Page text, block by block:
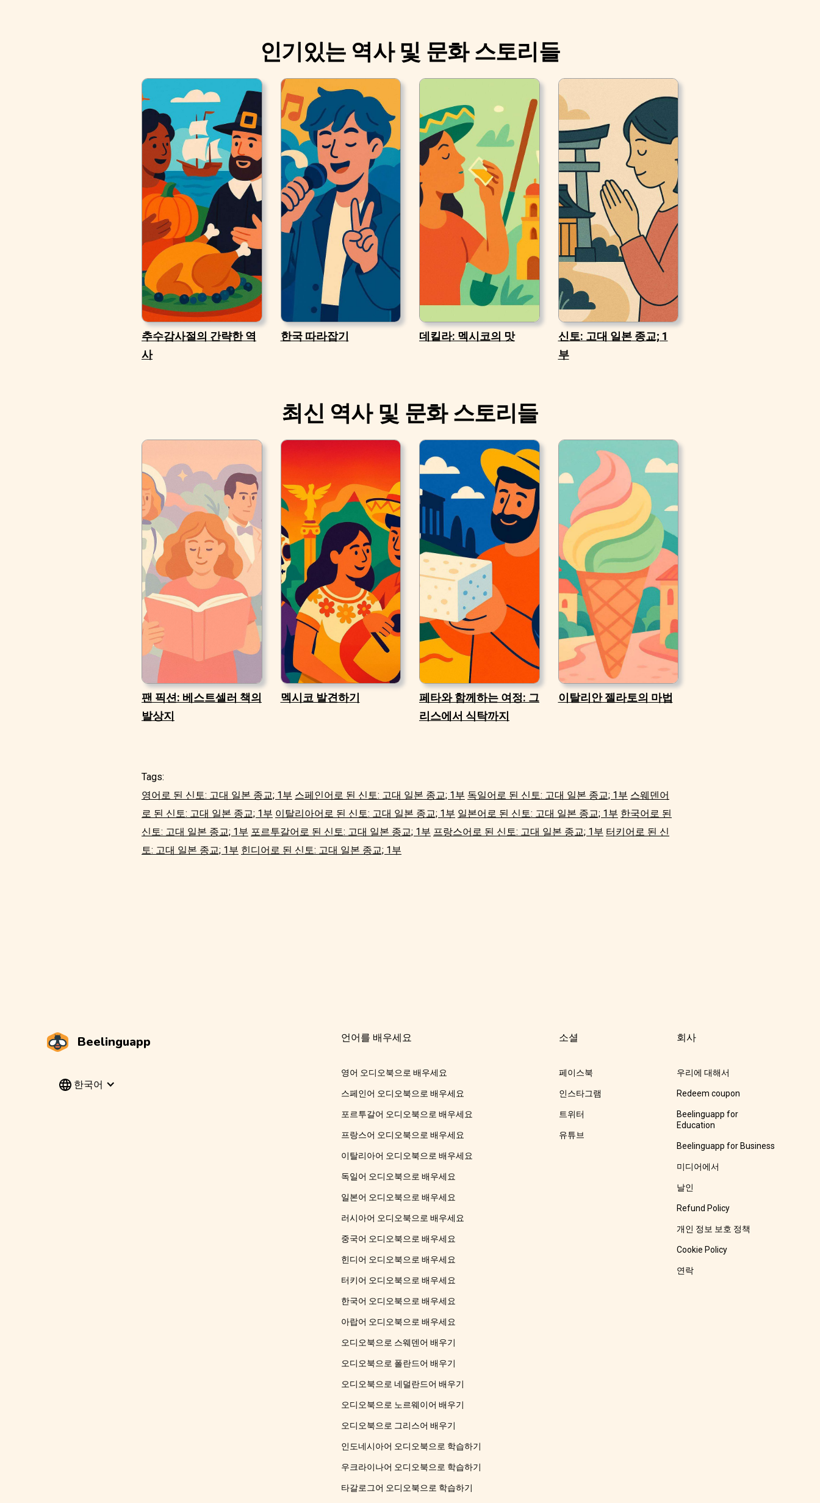
인기있는 역사 및 문화 스토리들
추수감사절의 간략한 역
사
한국 따라잡기 데킬라: 멕시코의 맛
신토: 고대 일본 종교; 1
부
최신 역사 및 문화 스토리들
팬 픽션: 베스트셀러 책의
발상지
멕시코 발견하기
페타와 함께하는 여정: 그
리스에서 식탁까지
이탈리안 젤라토의 마법
Tags:
영어로 된 신토: 고대 일본 종교; 1부 스페인어로 된 신토: 고대 일본 종교; 1부 독일어로 된 신토: 고대 일본 종교; 1부 스웨덴어
로 된 신토: 고대 일본 종교; 1부 이탈리아어로 된 신토: 고대 일본 종교; 1부 일본어로 된 신토: 고대 일본 종교; 1부 한국어로 된
신토: 고대 일본 종교; 1부 포르투갈어로 된 신토: 고대 일본 종교; 1부 프랑스어로 된 신토: 고대 일본 종교; 1부 터키어로 된 신
토: 고대 일본 종교; 1부 힌디어로 된 신토: 고대 일본 종교; 1부
Beelinguapp
한국어
언어를 배우세요
영어 오디오북으로 배우세요
스페인어 오디오북으로 배우세요
포르투갈어 오디오북으로 배우세요
프랑스어 오디오북으로 배우세요
이탈리아어 오디오북으로 배우세요
독일어 오디오북으로 배우세요
일본어 오디오북으로 배우세요
러시아어 오디오북으로 배우세요
중국어 오디오북으로 배우세요
힌디어 오디오북으로 배우세요
터키어 오디오북으로 배우세요
한국어 오디오북으로 배우세요
아랍어 오디오북으로 배우세요
오디오북으로 스웨덴어 배우기
오디오북으로 폴란드어 배우기
오디오북으로 네덜란드어 배우기
오디오북으로 노르웨이어 배우기
오디오북으로 그리스어 배우기
인도네시아어 오디오북으로 학습하기
우크라이나어 오디오북으로 학습하기
타갈로그어 오디오북으로 학습하기
소셜
페이스북
인스타그램
트위터
유튜브
회사
우리에 대해서
Redeem coupon
Beelinguapp for
Education
Beelinguapp for Business
미디어에서
날인
Refund Policy
개인 정보 보호 정책
Cookie Policy
연락